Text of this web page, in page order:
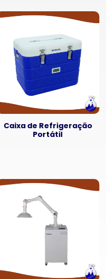
Caixa de Refrigeração
Portátil